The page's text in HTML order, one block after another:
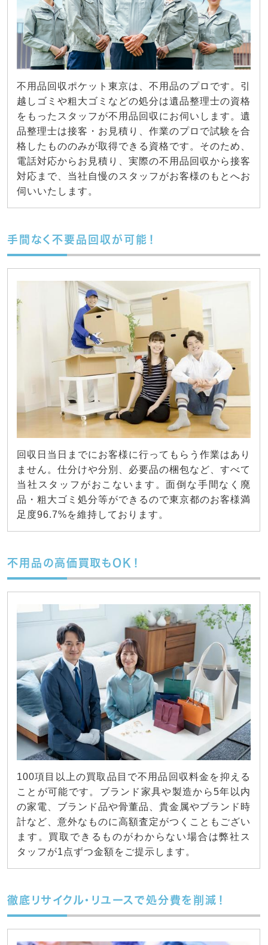
不用品回収ポケット東京は、不用品のプロです。引
越しゴミや粗大ゴミなどの処分は遺品整理士の資格
をもったスタッフが不用品回収にお伺いします。遺
品整理士は接客・お見積り、作業のプロで試験を合
格したもののみが取得できる資格です。そのため、
電話対応からお見積り、実際の不用品回収から接客
対応まで、当社自慢のスタッフがお客様のもとへお
伺いいたします。
手間なく不要品回収が可能！
回収日当日までにお客様に行ってもらう作業はあり
ません。仕分けや分別、必要品の梱包など、すべて
当社スタッフがおこないます。面倒な手間なく廃
品・粗大ゴミ処分等ができるので東京都のお客様満
足度96.7%を維持しております。
不用品の高価買取もOK！
100項目以上の買取品目で不用品回収料金を抑える
ことが可能です。ブランド家具や製造から5年以内
の家電、ブランド品や骨董品、貴金属やブランド時
計など、意外なものに高額査定がつくこともござい
ます。買取できるものがわからない場合は弊社ス
タッフが1点ずつ金額をご提示します。
徹底リサイクル・リユースで処分費を削減！